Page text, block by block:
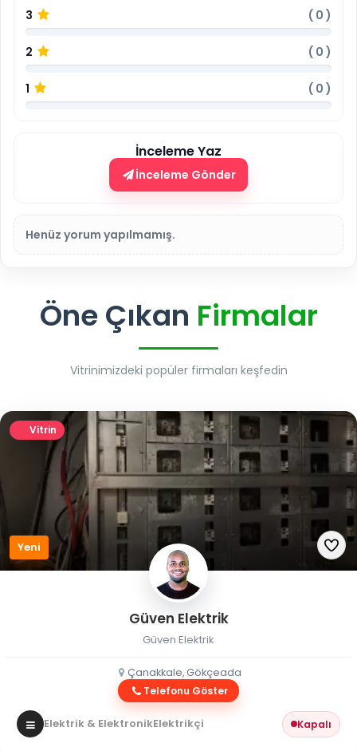
3 ( 0 )
2 ( 0 )
1 ( 0 )
İnceleme Yaz
İnceleme Gönder
Henüz yorum yapılmamış.
Öne Çıkan Firmalar
Vitrinimizdeki popüler firmaları keşfedin
Vitrin
Yeni
Güven Elektrik
Güven Elektrik
Çanakkale, Gökçeada
Telefonu Göster
Elektrik & ElektronikElektrikçi Kapalı